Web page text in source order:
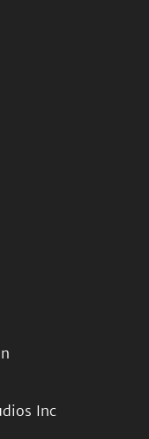
Inc